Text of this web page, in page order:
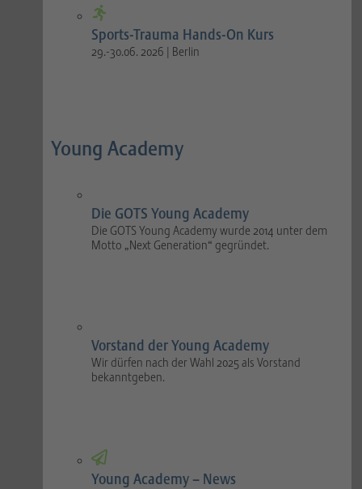
Sports-Trauma Hands-On Kurs
29.-30.06. 2026 | Berlin
Young Academy
Die GOTS Young Academy
Die GOTS Young Academy wurde 2014 unter dem
Motto „Next Generation“ gegründet.
Vorstand der Young Academy
Wir dürfen nach der Wahl 2025 als Vorstand
bekanntgeben.
Young Academy – News